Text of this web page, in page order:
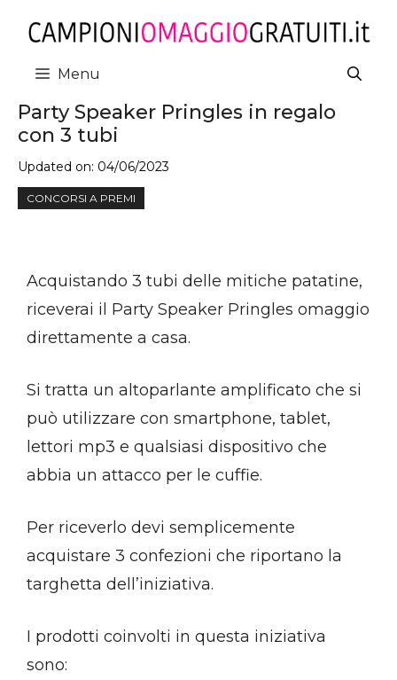
contenuto
Menu
Party Speaker Pringles in regalo
con 3 tubi
Updated on: 04/06/2023
CONCORSI A PREMI
Acquistando 3 tubi delle mitiche patatine,
riceverai il Party Speaker Pringles omaggio
direttamente a casa.
Si tratta un altoparlante amplificato che si
può utilizzare con smartphone, tablet,
lettori mp3 e qualsiasi dispositivo che
abbia un attacco per le cuffie.
Per riceverlo devi semplicemente
acquistare 3 confezioni che riportano la
targhetta dell’iniziativa.
I prodotti coinvolti in questa iniziativa
sono: